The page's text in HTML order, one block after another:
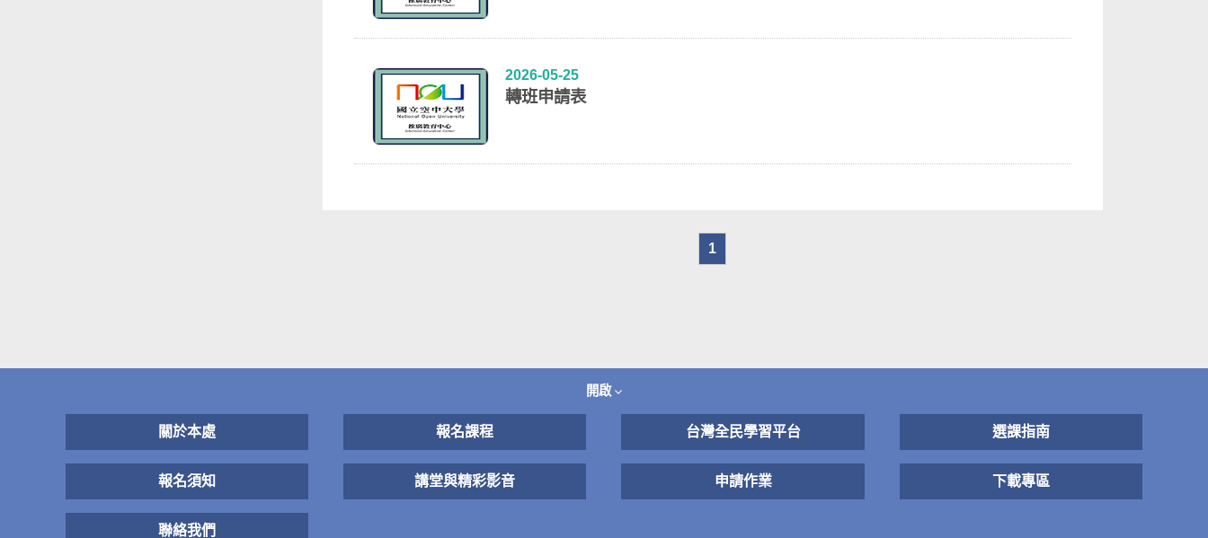
2026-05-25
轉班申請表
1
開啟
關於本處 報名課程 台灣全民學習平台 選課指南
報名須知 講堂與精彩影音 申請作業 下載專區
聯絡我們